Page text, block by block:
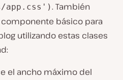
app.css'). También
componente básico para
utilizando estas clases
el ancho máximo del